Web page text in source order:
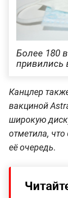
Более 180
привились
Канцлер
вакциной
широкую
отметила, что
её очередь.